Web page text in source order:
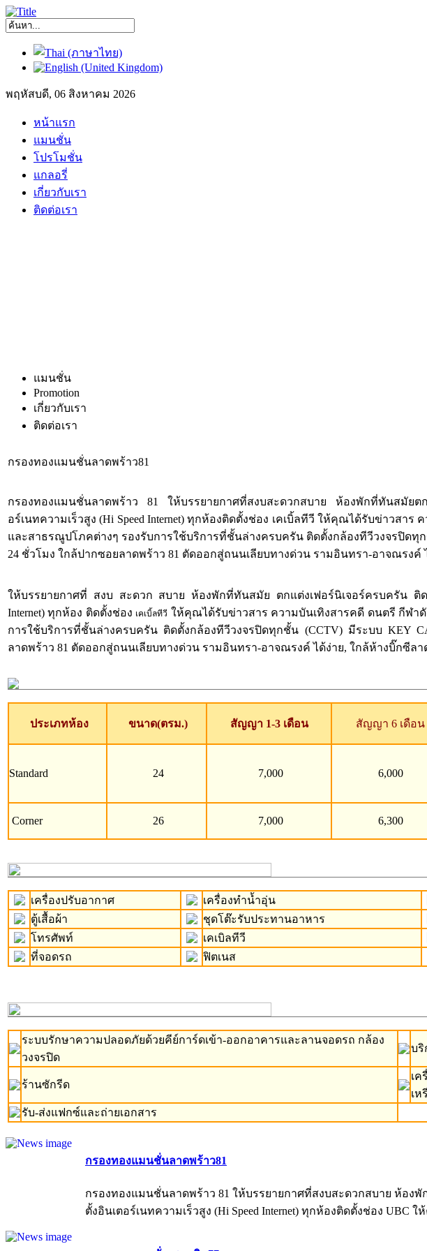
พฤหัสบดี, 06 สิงหาคม 2026
หน้าแรก
แมนชั่น
โปรโมชั่น
แกลอรี่
เกี่ยวกับเรา
ติดต่อเรา
แมนชั่น
Promotion
เกี่ยวกับเรา
ติดต่อเรา
กรองทองแมนชั่นลาดพร้าว81
กรองทองแมนชั่นลาดพร้าว 81 ให้บรรยายกาศที่สงบสะดวกสบาย ห้องพักที่ทันสมัยต
อร์เนทความเร็วสูง (Hi Speed Internet) ทุกห้องติดตั้งช่อง เคเบิ้ลทีวี ให้คุณได้รับข่าว
และสาธรณูปโภคต่างๆ รองรับการใช้บริการที่ชั้นล่างครบครัน ติดตั้งกล้องทีวีวงจรปิด
24 ชั่วโมง ใกล้ปากซอยลาดพร้าว 81 ตัดออกสู่ถนนเลียบทางด่วน รามอินทรา-อาจณรง
ให้บรรยายกาศที่ สงบ สะดวก สบาย ห้องพักที่ทันสมัย ตกแต่งเฟอร์นิเจอร์ครบครัน ติ
Internet) ทุกห้อง ติดตั้งช่อง เคเบิ้ลทีวี ให้คุณได้รับข่าวสาร ความบันเทิงสารคดี ดนตรี กีฬ
การใช้บริการที่ชั้นล่างครบครัน ติดตั้งกล้องทีวีวงจรปิดทุกชั้น (CCTV) มีระบบ KEY
ลาดพร้าว 81 ตัดออกสู่ถนนเลียบทางด่วน รามอินทรา-อาจณรงค์ ได้ง่าย, ใกล้ห้างบิ๊กซีล
ประเภทห้อง ขนาด(ตรม.) สัญญา 1-3 เดือน สัญญา 6 เดือน
Standard 24 7,000 6,000
Corner 26 7,000 6,300
เครื่องปรับอากาศ เครื่องทำน้ำอุ่น
ตู้เสื้อผ้า
ชุดโต๊ะรับประทานอาหาร
โทรศัพท์
เคเบิลทีวี
ที่จอดรถ
ฟิตเนส
ระบบรักษาความปลอดภัยด้วยคีย์การ์ดเข้า-ออกอาคารและลานจอดรถ กล้อง
วงจรปิด
บริ
ร้านซักรีด
เค
เห
รับ-ส่งแฟกซ์และถ่ายเอกสาร
กรองทองแมนชั่นลาดพร้าว81
กรองทองแมนชั่นลาดพร้าว 81 ให้บรรยายกาศที่สงบสะดวกสบาย ห้อ
ตั้งอินเตอร์เนทความเร็วสูง (Hi Speed Internet) ทุกห้องติดตั้งช่อง UBC